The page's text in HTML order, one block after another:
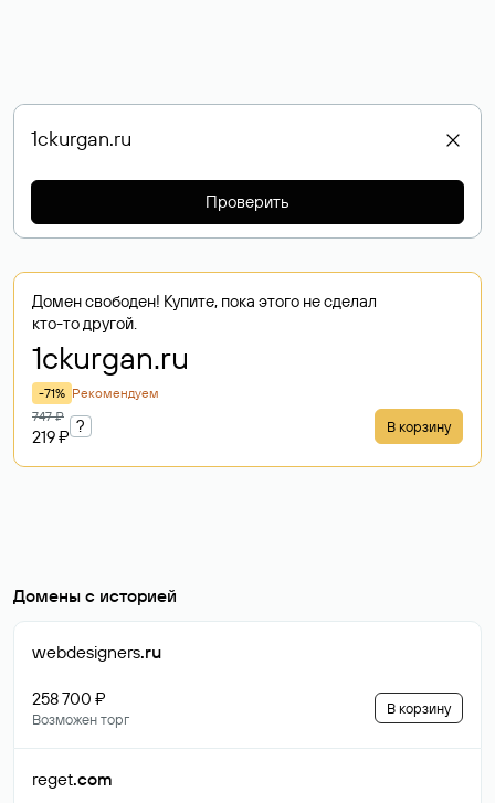
Проверить
Домен свободен! Купите, пока этого не сделал
кто-то другой.
1ckurgan.ru
-71% Рекомендуем
747 ₽
219 ₽
? В корзину
Домены с историей
webdesigners.ru
258 700 ₽
Возможен торг
В корзину
reget.com